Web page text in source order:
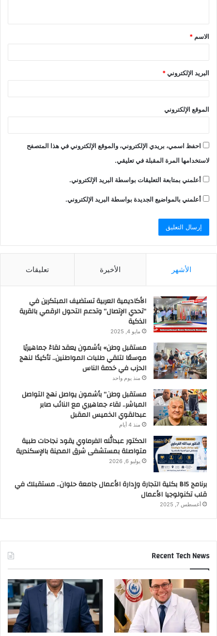
الاسم *
البريد الإلكتروني*
الموقع الإلكتروني
احفظ اسمي، بريدي الإلكتروني، والموقع الإلكتروني في هذا المتصفح
لاستخدامها المرة المقبلة في تعليقي.
أعلمني بمتابعة التعليقات بواسطة البريد الإلكتروني.
أعلمني بالمواضيع الجديدة بواسطة البريد الإلكتروني.
الأشهر الأخيرة تعليقات
الأكاديمية العربية تستضيف المبتكرين في
“تحدي الإتصال” وتدعم التحول الرقمي بالقرية
الذكية
مايو 4, 2025
مستقبل وطن» بأشمون يعقد لقاءً جماهيريًا
موسعًا لتلقي طلبات المواطنين.. تأكيدًا لنهج
الحزب في خدمة الناس
منذ يوم واحد
مستقبل وطن” بأشمون يواصل نهج التواصل
المباشر.. لقاء جماهيري مع النائب صابر
عبدالقوي الخميس المقبل
منذ 4 أيام
الدكتور عبدالله الفرماوي يقود نجاحات طبية
متواصلة بمستشفى شرق المدينة بالإسكندرية
يوليو 6, 2026
برنامج BIS بكلية التجارة وإدارة الأعمال جامعة حلوان.. مستقبلك في
قلب تكنولوجيا الأعمال
أغسطس 7, 2025
Recent Tech News